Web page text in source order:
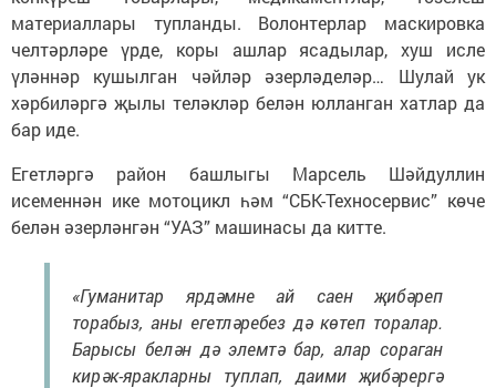
материаллары тупланды. Волонтерлар маскировка
челтәрләре үрде, коры ашлар ясадылар, хуш исле
үләннәр кушылган чәйләр әзерләделәр… Шулай ук
хәрбиләргә җылы теләкләр белән юлланган хатлар да
бар иде.
Егетләргә район башлыгы Марсель Шәйдуллин
исеменнән ике мотоцикл һәм “СБК-Техносервис” көче
белән әзерләнгән “УАЗ” машинасы да китте.
«Гуманитар ярдәмне ай саен җибәреп
торабыз, аны егетләребез дә көтеп торалар.
Барысы белән дә элемтә бар, алар сораган
кирәк-яракларны туплап, даими җибәрергә